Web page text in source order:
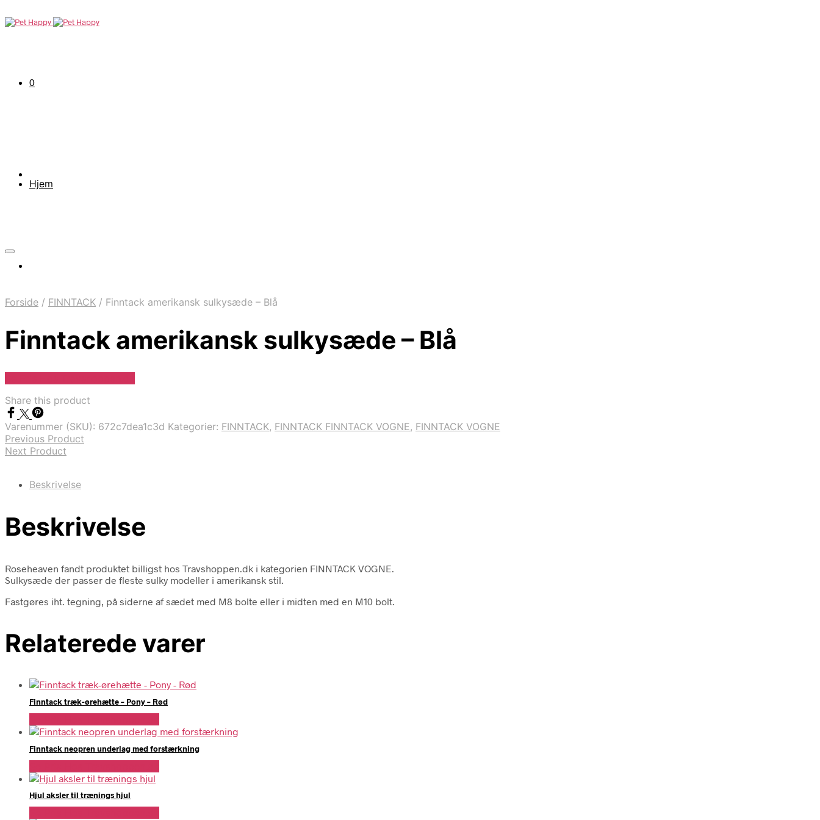
0
Hjem
Forside / FINNTACK / Finntack amerikansk sulkysæde – Blå
Finntack amerikansk sulkysæde – Blå
Share this product
Varenummer (SKU): 672c7dea1c3d Kategorier: FINNTACK, FINNTACK FINNTACK VOGNE, FINNTACK VOGNE
Previous Product
Next Product
Beskrivelse
Beskrivelse
Roseheaven fandt produktet billigst hos Travshoppen.dk i kategorien FINNTACK VOGNE.
Sulkysæde der passer de fleste sulky modeller i amerikansk stil.
Fastgøres iht. tegning, på siderne af sædet med M8 bolte eller i midten med en M10 bolt.
Relaterede varer
Finntack træk-ørehætte – Pony – Rød
Finntack neopren underlag med forstærkning
Hjul aksler til trænings hjul